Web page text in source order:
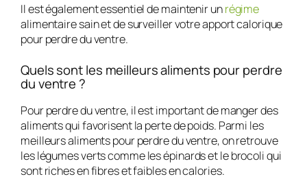
Il est également essentiel de maintenir unrégime
alimentaire sain et de surveiller votre apport calorique
pour perdre du ventre.
Quels sont les meilleurs aliments pour perdre
du ventre ?
Pour perdre du ventre, il est important de manger des
aliments qui favorisent la perte de poids. Parmi les
meilleurs aliments pour perdre du ventre, on retrouve
les légumes verts comme les épinards et le brocoli qui
sont riches en fibres et faibles en calories.